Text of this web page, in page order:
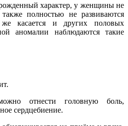
характер, у женщины не
полностью не развиваются
касается и других половых
аномалии наблюдаются такие
отнести головную боль,
сердцебиение.